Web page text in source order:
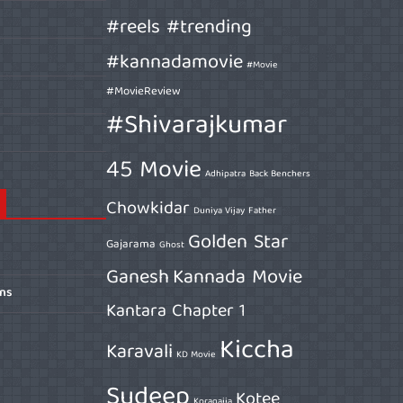
#reels #trending
#kannadamovie #Movie
#MovieReview
#Shivarajkumar
45 Movie Adhipatra Back Benchers
Chowkidar Duniya Vijay Father
Gajarama Ghost Golden Star
GaneshKannada Movie
Kantara Chapter 1
Karavali KD Movie Kiccha